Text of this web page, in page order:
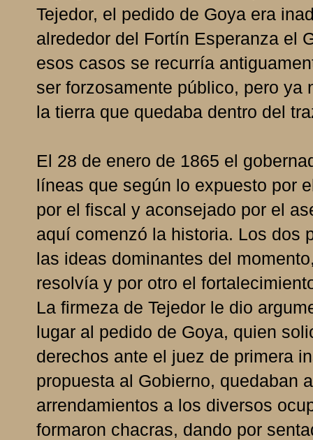
Tejedor, el pedido de Goya era
alrededor del Fortín Esperanza el
esos casos se recurría
ser forzosamente público, pero ya
la tierra que quedaba dentro del
El 28 de enero de 1865 el
líneas que según lo expuesto por
por el fiscal y aconsejado por el
aquí comenzó la historia. Los dos
las ideas dominantes del
resolvía y por otro el
La firmeza de Tejedor le dio
lugar al pedido de Goya, quien
derechos ante el juez de primera
propuesta al Gobierno, quedaban
arrendamientos a los diversos
formaron chacras, dando por